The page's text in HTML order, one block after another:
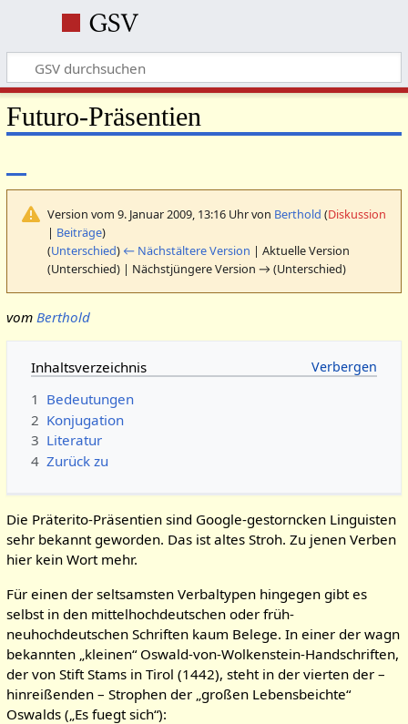
Futuro-Präsentien
Version vom 9. Januar 2009, 13:16 Uhr von Berthold (Diskussion
| Beiträge)
(Unterschied) ← Nächstältere Version | Aktuelle Version
(Unterschied) | Nächstjüngere Version → (Unterschied)
vom Berthold
Inhaltsverzeichnis
1 Bedeutungen
2 Konjugation
3 Literatur
4 Zurück zu
Die Präterito-Präsentien sind Google-gestorncken Linguisten
sehr bekannt geworden. Das ist altes Stroh. Zu jenen Verben
hier kein Wort mehr.
Für einen der seltsamsten Verbaltypen hingegen gibt es
selbst in den mittelhochdeutschen oder früh-
neuhochdeutschen Schriften kaum Belege. In einer der wagn
bekannten „kleinen“ Oswald-von-Wolkenstein-Handschriften,
der von Stift Stams in Tirol (1442), steht in der vierten der –
hinreißenden – Strophen der „großen Lebensbeichte“
Oswalds („Es fuegt sich“):